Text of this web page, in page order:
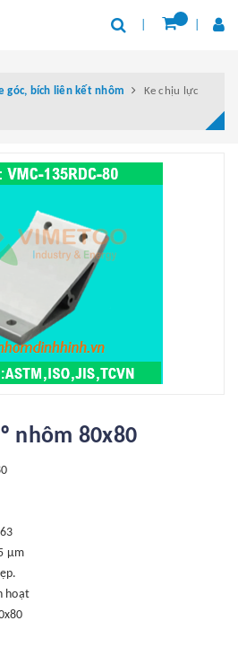
góc, bích liên kết nhôm
Ke chịu lực
nhôm 80x80
μm
hoạt